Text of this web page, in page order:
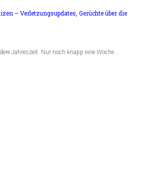
– Verletzungsupdates, Gerüchte über die
Jahreszeit. Nur noch knapp eine Woche …